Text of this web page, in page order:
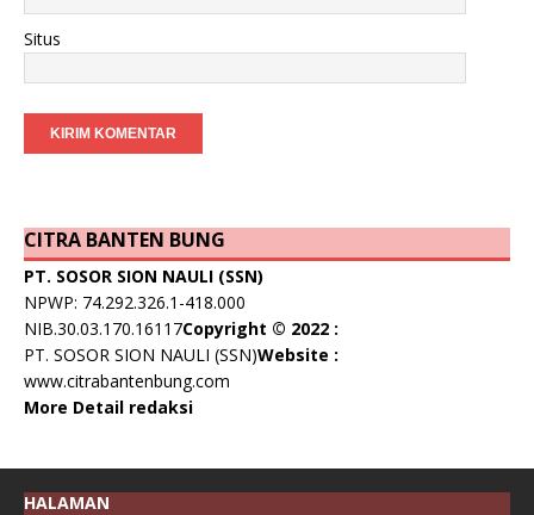
Situs
CITRA BANTEN BUNG
PT. SOSOR SION NAULI (SSN)
NPWP: 74.292.326.1-418.000
NIB.30.03.170.16117Copyright © 2022 :
PT. SOSOR SION NAULI (SSN)Website :
www.citrabantenbung.com
More Detail redaksi
HALAMAN